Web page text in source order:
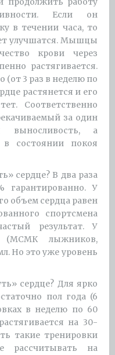
Если он
в течении часа, то
улучшатся. Мышцы
крови через
растягивается.
(от 3 раз в неделю по
растянется и его
Соответственно
за один
выносливость, а
в состоянии покоя
сердце? В два раза
гарантированно. У
объем сердца равен
спортсмена
результат. У
(МСМК лыжников,
Но это уже уровень
сердце? Для ярко
пол года (6
в неделю по 60
на 30-
такие тренировки
рассчитывать на